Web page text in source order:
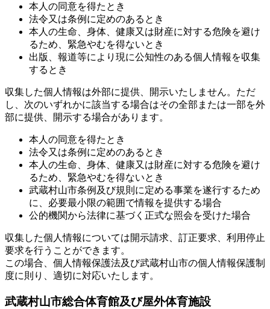
本人の同意を得たとき
法令又は条例に定めのあるとき
本人の生命、身体、健康又は財産に対する危険を避け
るため、緊急やむを得ないとき
出版、報道等により現に公知性のある個人情報を収集
するとき
収集した個人情報は外部に提供、開示いたしません。ただ
し、次のいずれかに該当する場合はその全部または一部を外
部に提供、開示する場合があります。
本人の同意を得たとき
法令又は条例に定めのあるとき
本人の生命、身体、健康又は財産に対する危険を避け
るため、緊急やむを得ないとき
武蔵村山市条例及び規則に定める事業を遂行するため
に、必要最小限の範囲で情報を提供する場合
公的機関から法律に基づく正式な照会を受けた場合
収集した個人情報については開示請求、訂正要求、利用停止
要求を行うことができます。
この場合、個人情報保護法及び武蔵村山市の個人情報保護制
度に則り、適切に対応いたします。
武蔵村山市総合体育館及び屋外体育施設